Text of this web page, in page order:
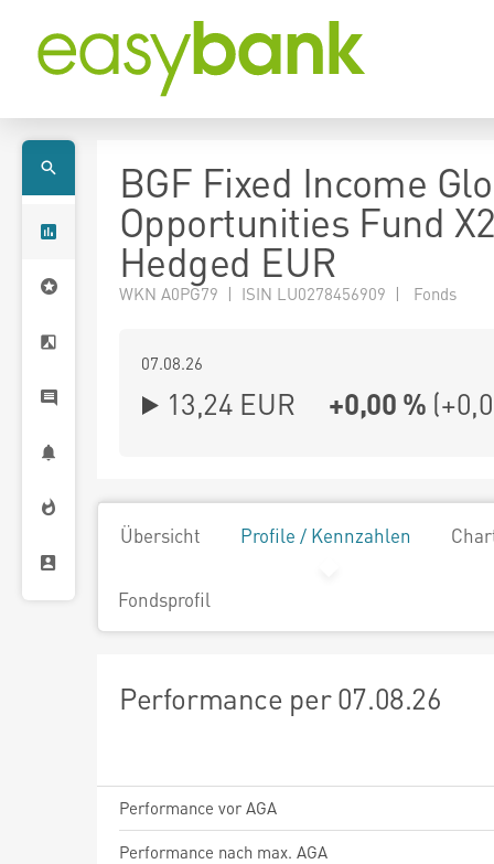
BGF Fixed Income
Opportunities Fund
Hedged EUR
WKN A0PG79 | ISIN LU0278456909 | Fonds
07.08.26
13,24 EUR +0,00 % (
Übersicht Profile / Kennzahlen
Fondsprofil
Performance per 07.08.26
Performance vor AGA
Performance nach max. AGA